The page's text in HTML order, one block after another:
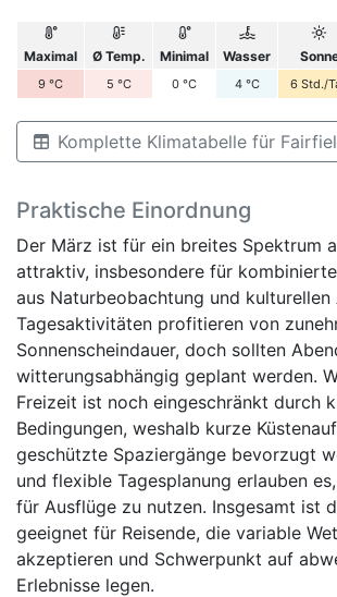
Maximal Ø Temp. Minimal Wasser
9 °C 5 °C 0 °C 4 °C 6 Std./
Komplette Klimatabelle für
Praktische Einordnung
Der März ist für ein breites Spektrum
attraktiv, insbesondere für
aus Naturbeobachtung und kulturellen
Tagesaktivitäten profitieren von
Sonnenscheindauer, doch sollten
witterungsabhängig geplant werden.
Freizeit ist noch eingeschränkt durch
Bedingungen, weshalb kurze
geschützte Spaziergänge bevorzugt
und flexible Tagesplanung erlauben
für Ausflüge zu nutzen. Insgesamt ist
geeignet für Reisende, die variable
akzeptieren und Schwerpunkt auf
Erlebnisse legen.